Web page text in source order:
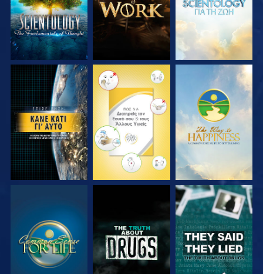
ΠΑΡΑΚΟΛΟΥΘΗΣΤΕ ΠΑΡΑΚΟΛΟΥΘΗΣΤΕ ΠΑΡΑΚΟΛΟΥΘΗΣΤΕ
ΠΑΡΑΚΟΛΟΥΘΗΣΤΕ ΠΑΡΑΚΟΛΟΥΘΗΣΤΕ ΠΑΡΑΚΟΛΟΥΘΗΣΤΕ